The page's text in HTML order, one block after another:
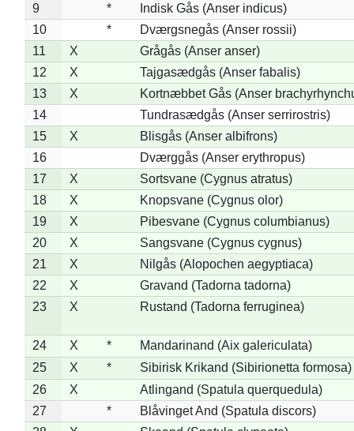
9
*
Indisk Gås (Anser indicus)
10
*
Dværgsnegås (Anser rossii)
11
X
Grågås (Anser anser)
12
X
Tajgasædgås (Anser fabalis)
13
X
Kortnæbbet Gås (Anser
14
Tundrasædgås (Anser serrirostris)
15
X
Blisgås (Anser albifrons)
16
Dværggås (Anser erythropus)
17
X
Sortsvane (Cygnus atratus)
18
X
Knopsvane (Cygnus olor)
19
X
Pibesvane (Cygnus columbianus)
20
X
Sangsvane (Cygnus cygnus)
21
X
Nilgås (Alopochen aegyptiaca)
22
X
Gravand (Tadorna tadorna)
23
X Rustand (Tadorna ferruginea)
24 X *
Mandarinand (Aix galericulata)
25
X *
Sibirisk Krikand (Sibirionetta formosa)
26
X
Atlingand (Spatula querquedula)
27
*
Blåvinget And (Spatula discors)